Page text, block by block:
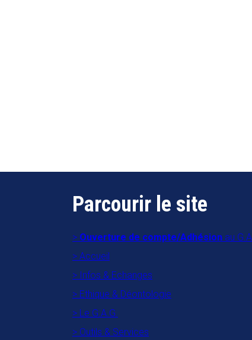
Parcourir le site
Ouverture de compte/Adhésion au
Accueil
Infos & Echanges
Ethique & Déontologie
Le G.A.G.
Outils & Services